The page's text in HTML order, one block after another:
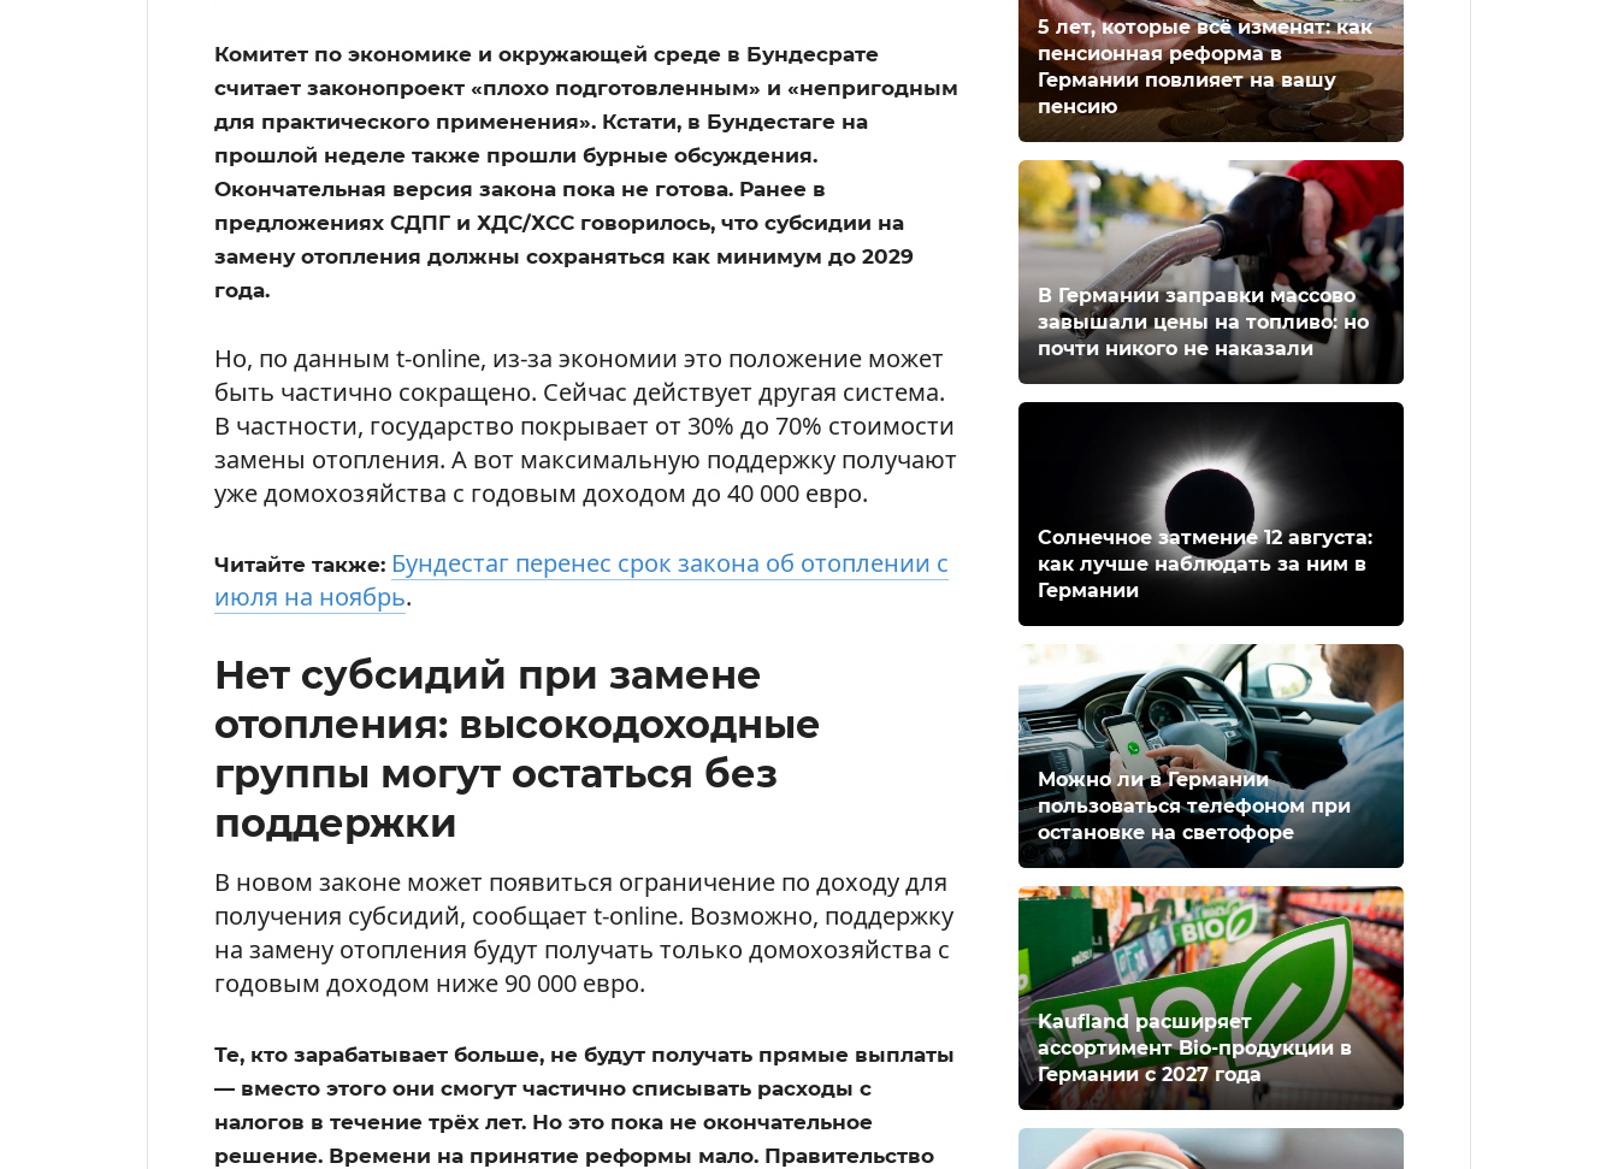
Комитет по экономике и окружающей среде в Бундесрате
считает законопроект «плохо подготовленным» и «непригодным
для практического применения». Кстати, в Бундестаге на
прошлой неделе также прошли бурные обсуждения.
Окончательная версия закона пока не готова. Ранее в
предложениях СДПГ и ХДС/ХСС говорилось, что субсидии на
замену отопления должны сохраняться как минимум до 2029
года.
Но, по данным t-online, из-за экономии это положение может
быть частично сокращено. Сейчас действует другая система.
В частности, государство покрывает от 30% до 70% стоимости
замены отопления. А вот максимальную поддержку получают
уже домохозяйства с годовым доходом до 40 000 евро.
Читайте также: Бундестаг перенес срок закона об отоплении с
июля на ноябрь.
Нет субсидий при замене
отопления: высокодоходные
группы могут остаться без
поддержки
В новом законе может появиться ограничение по доходу для
получения субсидий, сообщает t-online. Возможно, поддержку
на замену отопления будут получать только домохозяйства с
годовым доходом ниже 90 000 евро.
Те, кто зарабатывает больше, не будут получать прямые выплаты
— вместо этого они смогут частично списывать расходы с
налогов в течение трёх лет. Но это пока не окончательное
решение. Времени на принятие реформы мало. Правительство
5 лет, которые всё изменят: как
пенсионная реформа в
Германии повлияет на вашу
пенсию
В Германии заправки массово
завышали цены на топливо: но
почти никого не наказали
Солнечное затмение 12 августа:
как лучше наблюдать за ним в
Германии
Можно ли в Германии
пользоваться телефоном при
остановке на светофоре
Kaufland расширяет
ассортимент Bio-продукции в
Германии с 2027 года